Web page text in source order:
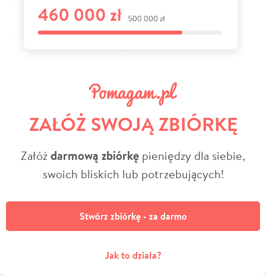
ZAŁÓŻ SWOJĄ ZBIÓRKĘ
Załóżdarmową zbiórkę pieniędzy dla siebie,
swoich bliskich lub potrzebujących!
Stwórz zbiórkę - za darmo
Jak to działa?